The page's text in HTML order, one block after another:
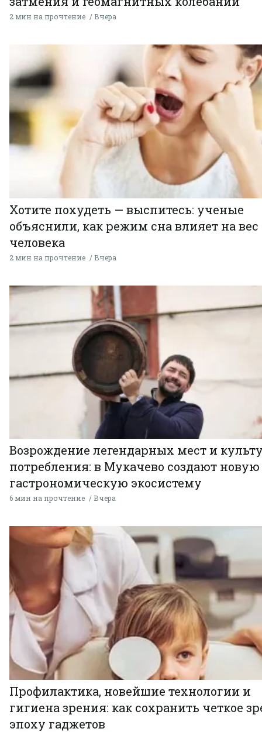
2 мин на прочтение Вчера
Хотите похудеть — выспитесь: ученые
объяснили, как режим сна влияет на вес
человека
2 мин на прочтение Вчера
Возрождение легендарных мест и
потребления: в Мукачево создают новую
гастрономическую экосистему
6 мин на прочтение Вчера
Профилактика, новейшие технологии и
гигиена зрения: как сохранить четкое
эпоху гаджетов